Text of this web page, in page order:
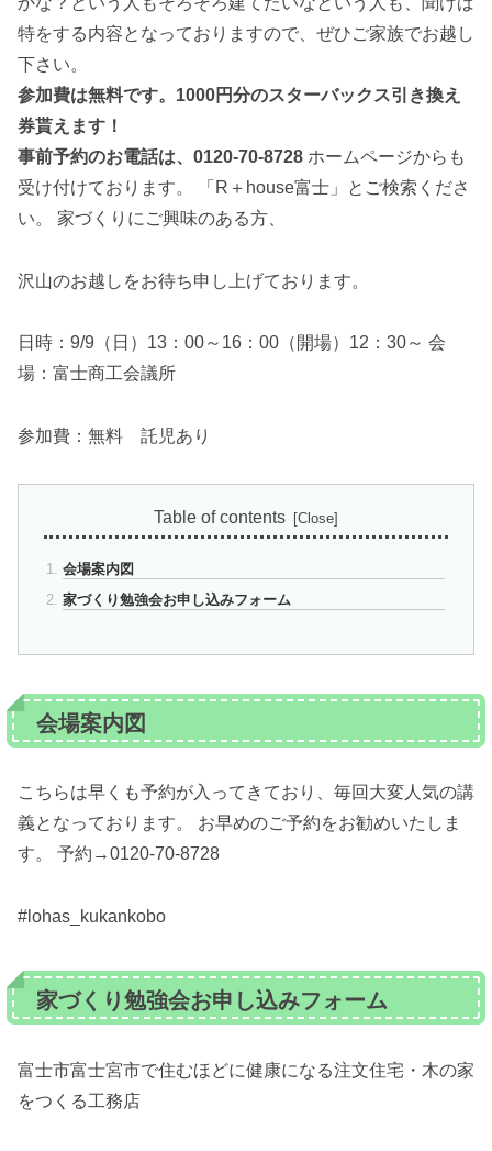
特をする内容となっておりますので、ぜひご家族でお越し
下さい。
参加費は無料です。1000円分のスターバックス引き換え
券貰えます！
事前予約のお電話は、0120-70-8728 ホームページからも
受け付けております。 「R＋house富士」とご検索くださ
い。 家づくりにご興味のある方、
沢山のお越しをお待ち申し上げております。
日時：9/9（日）13：00～16：00（開場）12：30～ 会
場：富士商工会議所
参加費：無料 託児あり
Table of contents
会場案内図
家づくり勉強会お申し込みフォーム
会場案内図
こちらは早くも予約が入ってきており、毎回大変人気の講
義となっております。 お早めのご予約をお勧めいたしま
す。 予約→0120-70-8728
#lohas_kukankobo
家づくり勉強会お申し込みフォーム
富士市富士宮市で住むほどに健康になる注文住宅・木の家
をつくる工務店